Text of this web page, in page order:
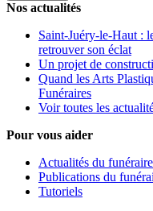
Nos actualités
Saint-Juéry-le-Haut :
retrouver son éclat
Un projet de
Quand les Arts
Funéraires
Voir toutes les
Pour vous aider
Actualités du funéraire
Publications du
Tutoriels